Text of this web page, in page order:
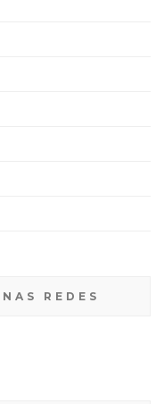
REDES